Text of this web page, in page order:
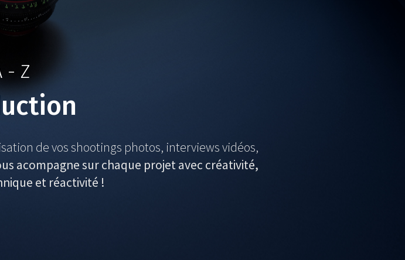
- Z
de vos shootings photos, interviews vidéos,
acompagne sur chaque projet avec créativité,
et réactivité !